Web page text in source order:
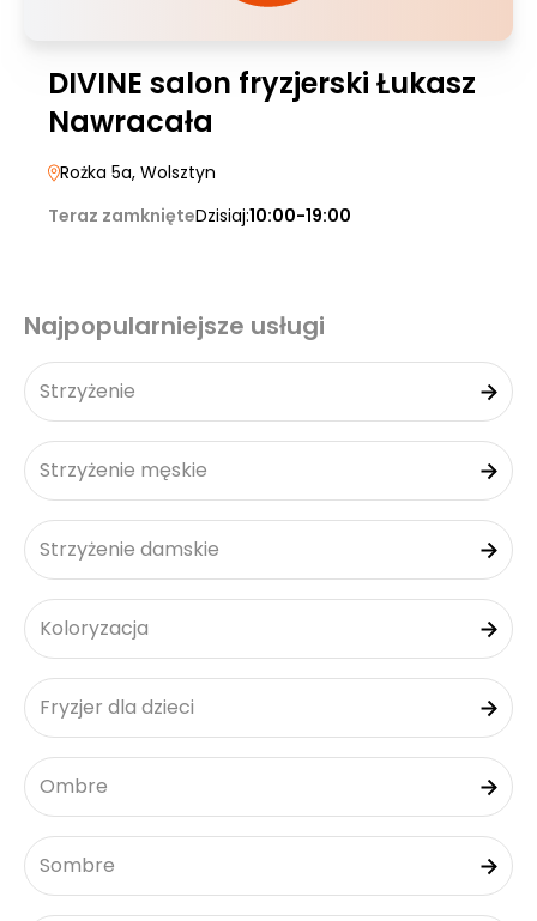
DIVINE salon fryzjerski Łukasz
Nawracała
Rożka 5a, Wolsztyn
Teraz zamknięteDzisiaj:10:00-19:00
Najpopularniejsze usługi
Strzyżenie
Strzyżenie męskie
Strzyżenie damskie
Koloryzacja
Fryzjer dla dzieci
Ombre
Sombre